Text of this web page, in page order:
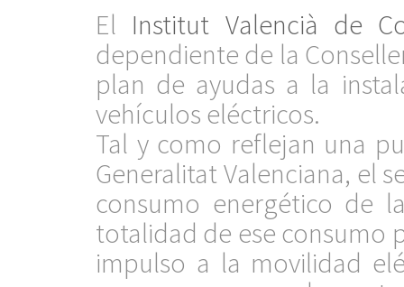
El Institut Valencià de
dependiente de la
plan de ayudas a la
vehículos eléctricos.
Tal y como reflejan una
Generalitat Valenciana, el
consumo energético de
totalidad de ese consumo
impulso a la movilidad